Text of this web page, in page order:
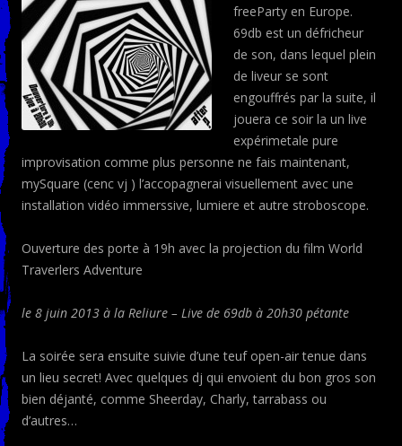
freeParty en Europe.
69db est un défricheur
de son, dans lequel plein
de liveur se sont
engouffrés par la suite, il
jouera ce soir la un live
expérimetale pure
improvisation comme plus personne ne fais maintenant,
mySquare (cenc vj ) l’accopagnerai visuellement avec une
installation vidéo immerssive, lumiere et autre stroboscope.
Ouverture des porte à 19h avec la projection du film World
Traverlers Adventure
le 8 juin 2013 à la Reliure – Live de 69db à 20h30 pétante
La soirée sera ensuite suivie d’une teuf open-air tenue dans
un lieu secret! Avec quelques dj qui envoient du bon gros son
bien déjanté, comme Sheerday, Charly, tarrabass ou
d’autres…